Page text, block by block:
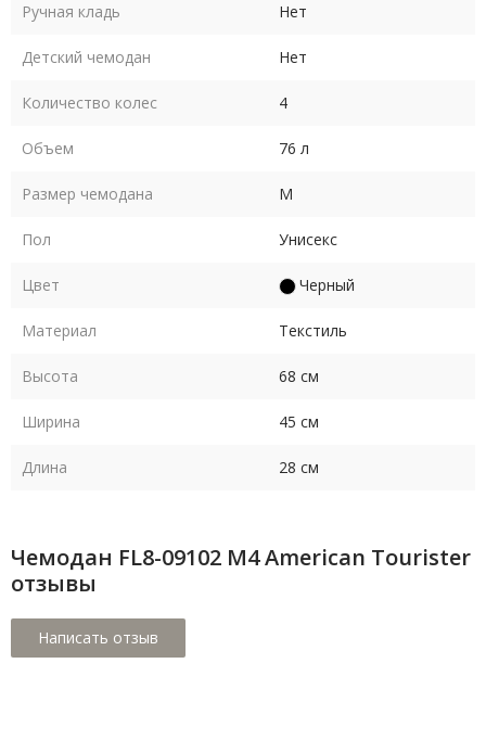
Ручная кладь Нет
Детский чемодан Нет
Количество колес 4
Объем 76 л
Размер чемодана M
Пол Унисекс
Цвет Черный
Материал Текстиль
Высота 68 см
Ширина 45 см
Длина 28 см
Чемодан FL8-09102 M4 American Tourister
отзывы